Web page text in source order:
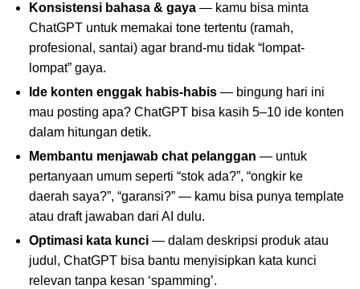
Konsistensi bahasa & gaya — kamu bisa minta
ChatGPT untuk memakai tone tertentu (ramah,
profesional, santai) agar brand-mu tidak “lompat-
lompat” gaya.
Ide konten enggak habis-habis — bingung hari ini
mau posting apa? ChatGPT bisa kasih 5–10 ide konten
dalam hitungan detik.
Membantu menjawab chat pelanggan — untuk
pertanyaan umum seperti “stok ada?”, “ongkir ke
daerah saya?”, “garansi?” — kamu bisa punya template
atau draft jawaban dari AI dulu.
Optimasi kata kunci — dalam deskripsi produk atau
judul, ChatGPT bisa bantu menyisipkan kata kunci
relevan tanpa kesan ‘spamming’.